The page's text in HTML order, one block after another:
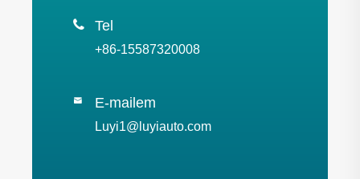
 Tel
+86-15587320008
 E-mailem
Luyi1@luyiauto.com